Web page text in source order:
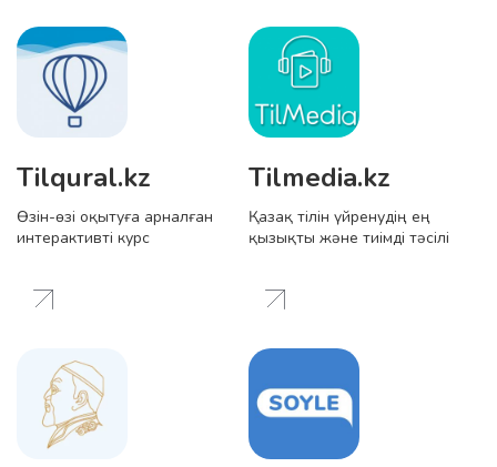
Tilqural.kz
Өзін-өзі оқытуға арналған
интерактивті курс
Tilmedia.kz
Қазақ тілін үйренудің ең
қызықты және тиімді тәсілі